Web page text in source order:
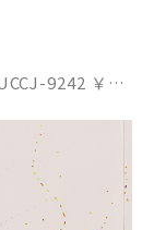
9242 ￥6,